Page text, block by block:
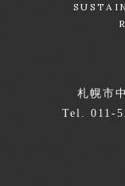
札幌市
Tel. 011-